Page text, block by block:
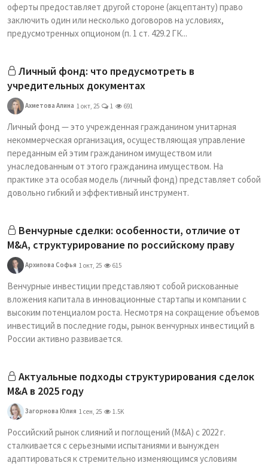
оферты предоставляет другой стороне (акцептанту) право
заключить один или несколько договоров на условиях,
предусмотренных опционом (п. 1 ст. 429.2 ГК...
Личный фонд: что предусмотреть в
учредительных документах
Ахметова Алина 1 окт, 25 1 691
Личный фонд — это учрежденная гражданином унитарная
некоммерческая организация, осуществляющая управление
переданным ей этим гражданином имуществом или
унаследованным от этого гражданина имуществом. На
практике эта особая модель (личный фонд) представляет собой
довольно гибкий и эффективный инструмент.
Венчурные сделки: особенности, отличие от
M&A, структурирование по российскому праву
Архипова Софья 1 окт, 25 615
Венчурные инвестиции представляют собой рискованные
вложения капитала в инновационные стартапы и компании с
высоким потенциалом роста. Несмотря на сокращение объемов
инвестиций в последние годы, рынок венчурных инвестиций в
России активно развивается.
Актуальные подходы структурирования сделок
M&A в 2025 году
Загорнова Юлия 1 сен, 25 1.5K
Российский рынок слияний и поглощений (M&A) с 2022 г.
сталкивается с серьезными испытаниями и вынужден
адаптироваться к стремительно изменяющимся условиям